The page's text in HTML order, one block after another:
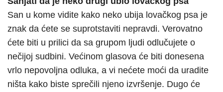
San u kome vidite kako neko ubija lovačkog psa je
znak da ćete se suprotstaviti nepravdi. Verovatno
ćete biti u prilici da sa grupom ljudi odlučujete o
nečijoj sudbini. Većinom glasova će biti donesena
vrlo nepovoljna odluka, a vi nećete moći da uradite
ništa kako biste sprečili njeno izvršenje. Dugo će